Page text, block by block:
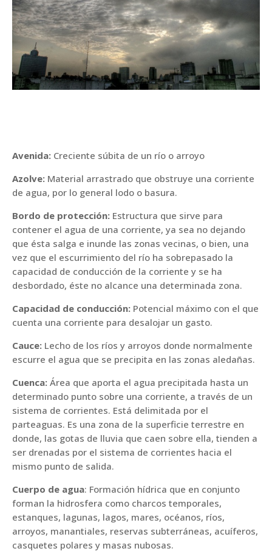
Avenida: Creciente súbita de un río o arroyo
Azolve: Material arrastrado que obstruye una corriente
de agua, por lo general lodo o basura.
Bordo de protección: Estructura que sirve para
contener el agua de una corriente, ya sea no dejando
que ésta salga e inunde las zonas vecinas, o bien, una
vez que el escurrimiento del río ha sobrepasado la
capacidad de conducción de la corriente y se ha
desbordado, éste no alcance una determinada zona.
Capacidad de conducción: Potencial máximo con el que
cuenta una corriente para desalojar un gasto.
Cauce: Lecho de los ríos y arroyos donde normalmente
escurre el agua que se precipita en las zonas aledañas.
Cuenca: Área que aporta el agua precipitada hasta un
determinado punto sobre una corriente, a través de un
sistema de corrientes. Está delimitada por el
parteaguas. Es una zona de la superficie terrestre en
donde, las gotas de lluvia que caen sobre ella, tienden a
ser drenadas por el sistema de corrientes hacia el
mismo punto de salida.
Cuerpo de agua: Formación hídrica que en conjunto
forman la hidrosfera como charcos temporales,
estanques, lagunas, lagos, mares, océanos, ríos,
arroyos, manantiales, reservas subterráneas, acuíferos,
casquetes polares y masas nubosas.